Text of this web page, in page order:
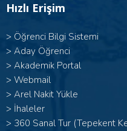
Hızlı Erişim
> Öğrenci Bilgi Sistemi
> Aday Öğrenci
> Akademik Portal
> Webmail
> Arel Nakit Yükle
> İhaleler
> 360 Sanal Tur (Tepekent